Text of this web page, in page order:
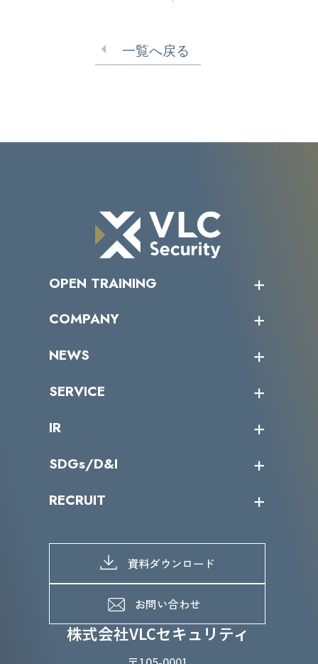
一覧へ戻る
株式会社VLCセキュリティ
OPEN TRAINING
受講者の声
COMPANY
トップメッセージ
ミッション／ビジョン
パートナー企業一覧
NEWS
サイバーニュース
SERVICE
カテゴリー別サービス一覧
IR
IRカレンダー
IRライブラリー
よくあるご質問
SDGs/D&I
当グループのマテリアリティ
SDGs推進体制
D&Iの取り組み
RECRUIT
募集職種一覧
メッセージ
メンバーインタビュー
資料ダウンロード
お問い合わせ